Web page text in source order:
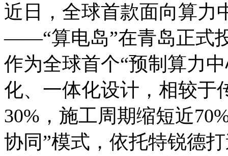
近日，全球首款面向算力
——“算电岛”在青岛正式
作为全球首个“预制算力
化、一体化设计，相较于
30%，施工周期缩短近
协同”模式，依托特锐德